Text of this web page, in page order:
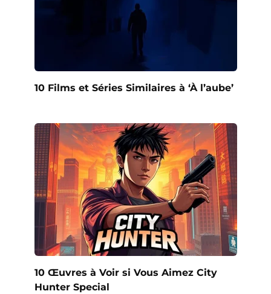
10 Films et Séries Similaires à ‘À l’aube’
10 Œuvres à Voir si Vous Aimez City
Hunter Special